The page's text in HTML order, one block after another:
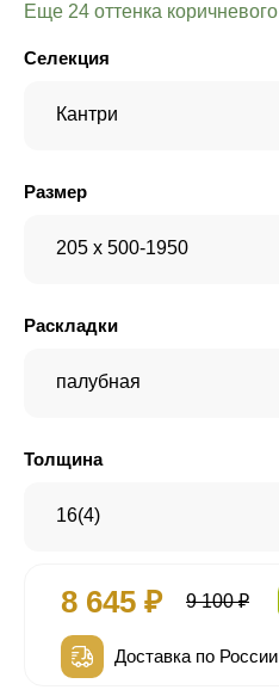
Еще 24 оттенка коричневого
Селекция
Кантри
Размер
205 x 500-1950
Раскладки
палубная
Толщина
16(4)
8 645 ₽ 9 100 ₽
Доставка по России